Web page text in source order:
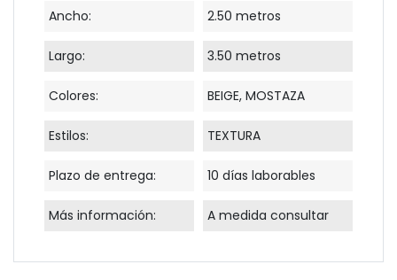
Ancho: 2.50 metros
Largo: 3.50 metros
Colores: BEIGE, MOSTAZA
Estilos: TEXTURA
Plazo de entrega: 10 días laborables
Más información: A medida consultar